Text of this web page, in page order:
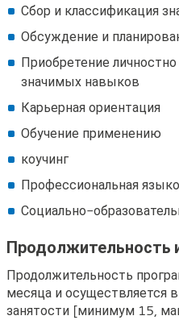
Сбор и классификация
Обсуждение и
Приобретение
значимых навыков
Карьерная ориентация
Обучение применению
коучинг
Профессиональная
Социально-
Продолжительность
Продолжительность
месяца и осуществляется
занятости [минимум 15,